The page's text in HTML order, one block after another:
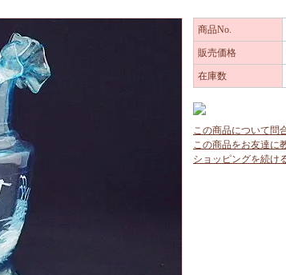
商品No.
販売価格
在庫数
この商品について問
この商品をお友達に
ショッピングを続け